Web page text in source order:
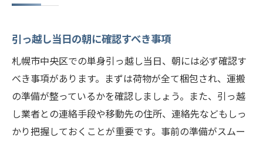
引っ越し当日の朝に確認すべき事項
札幌市中央区での単身引っ越し当日、朝には必ず確認す
べき事項があります。まずは荷物が全て梱包され、運搬
の準備が整っているかを確認しましょう。また、引っ越
し業者との連絡手段や移動先の住所、連絡先などもしっ
かり把握しておくことが重要です。事前の準備がスムー